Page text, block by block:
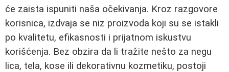
će zaista ispuniti naša očekivanja. Kroz razgovore
korisnica, izdvaja se niz proizvoda koji su se istakli
po kvalitetu, efikasnosti i prijatnom iskustvu
korišćenja. Bez obzira da li tražite nešto za negu
lica, tela, kose ili dekorativnu kozmetiku, postoji